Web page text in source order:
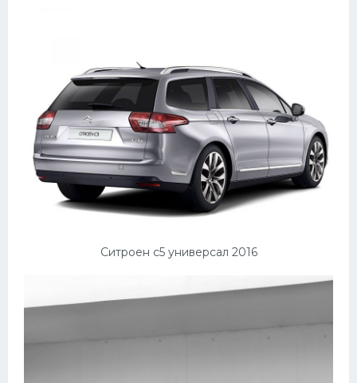
Ситроен с5 универсал 2016